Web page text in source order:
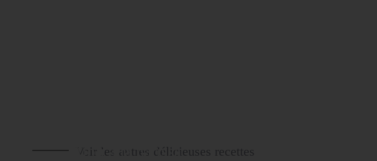
Voir les autres délicieuses recettes
Aïoli à la harissa